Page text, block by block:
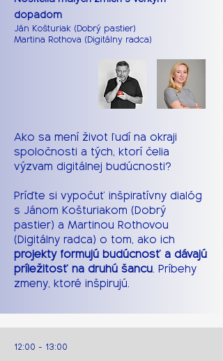
dopadom
Ján Košturiak (Dobrý pastier)
Martina Rothova (Digitálny radca)
Ako sa mení život ľudí na okraji
spoločnosti a tých, ktorí čelia
výzvam digitálnej budúcnosti?
Príďte si vypočuť inšpiratívny dialóg
s Jánom Košturiakom (Dobrý
pastier) a Martinou Rothovou
(Digitálny radca) o tom, ako ich
projekty formujú budúcnosť a dávajú
príležitosť na druhú šancu. Príbehy
zmeny, ktoré inšpirujú.
12:00 - 13:00